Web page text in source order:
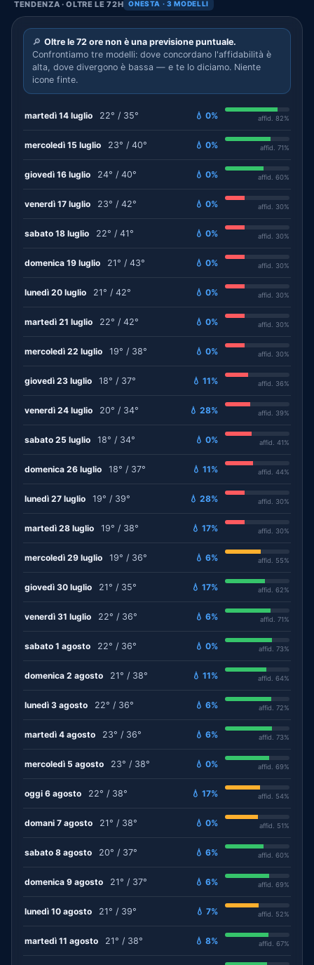
TENDENZA · OLTRE LE 72H ONESTA · 3 MODELLI
🔎 Oltre le 72 ore non è una previsione puntuale.
Confrontiamo tre modelli: dove concordano l'affidabilità è
alta, dove divergono è bassa — e te lo diciamo. Niente
icone finte.
martedì 14 luglio 22° / 35° 💧 0% affid. 82%
mercoledì 15 luglio 23° / 40° 💧 0% affid. 71%
giovedì 16 luglio 24° / 40° 💧 0% affid. 60%
venerdì 17 luglio 23° / 42° 💧 0% affid. 30%
sabato 18 luglio 22° / 41° 💧 0% affid. 30%
domenica 19 luglio 21° / 43° 💧 0% affid. 30%
lunedì 20 luglio 21° / 42° 💧 0% affid. 30%
martedì 21 luglio 22° / 42° 💧 0% affid. 30%
mercoledì 22 luglio 19° / 38° 💧 0% affid. 30%
giovedì 23 luglio 18° / 37° 💧 11% affid. 36%
venerdì 24 luglio 20° / 34° 💧 28% affid. 39%
sabato 25 luglio 18° / 34° 💧 0% affid. 41%
domenica 26 luglio 18° / 37° 💧 11% affid. 44%
lunedì 27 luglio 19° / 39° 💧 28% affid. 30%
martedì 28 luglio 19° / 38° 💧 17% affid. 30%
mercoledì 29 luglio 19° / 36° 💧 6% affid. 55%
giovedì 30 luglio 21° / 35° 💧 17% affid. 62%
venerdì 31 luglio 22° / 36° 💧 6% affid. 71%
sabato 1 agosto 22° / 36° 💧 0% affid. 73%
domenica 2 agosto 21° / 38° 💧 11% affid. 64%
lunedì 3 agosto 22° / 36° 💧 6% affid. 72%
martedì 4 agosto 23° / 36° 💧 6% affid. 73%
mercoledì 5 agosto 23° / 38° 💧 0% affid. 69%
oggi 6 agosto 22° / 38° 💧 17% affid. 54%
domani 7 agosto 21° / 38° 💧 0% affid. 51%
sabato 8 agosto 20° / 37° 💧 6% affid. 60%
domenica 9 agosto 21° / 37° 💧 6% affid. 69%
lunedì 10 agosto 21° / 39° 💧 7% affid. 52%
martedì 11 agosto 21° / 38° 💧 8% affid. 67%